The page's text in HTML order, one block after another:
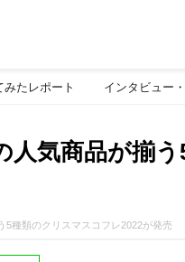
みたレポート インタビュー
気商品が揃
5種類のクリスマスコフレ2022が発売